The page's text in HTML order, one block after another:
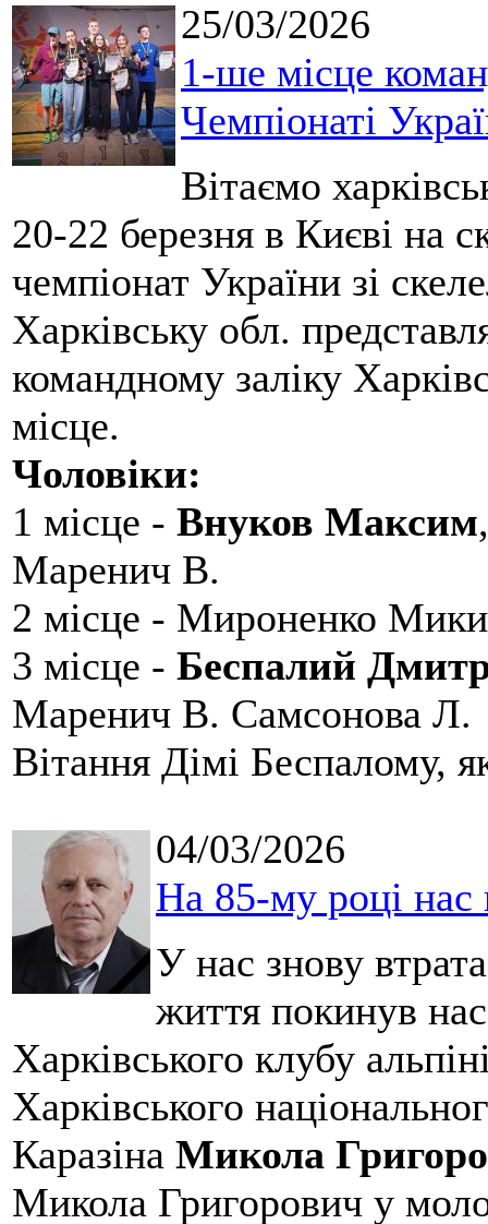
25/03/2026
1-ше місце
Чемпіонаті
Вітаємо
20-22 березня в Києві на
чемпіонат України зі
Харківську обл.
командному заліку
місце.
Чоловіки:
1 місце - Внуков Максим
Маренич В.
2 місце - Мироненко
3 місце - Беспалий
Маренич В. Самсонова Л.
Вітання Дімі Беспалому,
04/03/2026
На 85-му році
У нас знову
життя покинув
Харківського клубу
Харківського
Каразіна Микола
Микола Григорович у